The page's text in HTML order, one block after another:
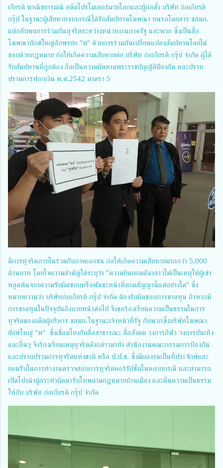
เกียรติ พาณิชยารมณ์ อดีตโปรโมเตอร์มวยโลกและผู้ก่อตั้ง บริษัท ก่อเกียรติ
กรุ๊ป ในฐานะผู้เสียหายจากกรณีได้รับสัมปทานโฆษณา บนรถโดยสาร ขสมก.
แต่กลับพบการร่วมกันทุจริตระหว่างหน่วยงานภาครัฐ และพวก ซึ่งเป็นสื่อ
โฆษณายักษ์ใหญ่อักษรย่อ "พ" ด้วยการร่วมกันเปลี่ยนแปลงสัมปทานโดยไม่
ชอบด้วยกฏหมาย ก่อให้เกิดความเสียหายต่อ บริษัท ก่อเกียรติ กรุ๊ป จำกัด ผู้ได้
รับสัมปทานที่ถูกต้อง ถือเป็นความผิดตามพระราชบัญญัติป้องกัน และปราบ
ปรามการฟอกเงิน พ.ศ.2542 มาตรา 5
มีการทุจริตภายในร่วมกับภาคเอกชน ก่อให้เกิดความเสียหายมากกว่า 5,000
ล้านบาท โดยใจความสำคัญได้ระบุว่า "ความยินยอมดังกล่าวไม่เป็นเหตุให้ผู้เช่า
หลุดพ้นจากความรับผิดชอบหรือพันธะหน้าที่ตามสัญญานี้แต่อย่างใด" ซึ่ง
หมายความว่า บริษัทก่อเกียรติ กรุ๊ป จำกัด ต้องรับผิดชอบการขาดทุน ถ้าหากมี
การขาดทุนในปัจจุบันถึงภายหน้าต่อไป จึงขอร้องเรียนความเป็นธรรมในการ
ทุจริตของอดีตผู้บริหาร ขสมก.ในฐานะเจ้าหน้าที่รัฐ กับพวกซึ่งบริษัทโฆษณา
ยักษ์ใหญ่ "พ" ซึ่งเชื่อมโยงกับสื่อสาธารณะ สื่อสังคม วงการกีฬา วงการบันเทิง
และอื่นๆ จึงร้องเรียนเหตุทุจริตดังกล่าวมายัง สำนักงานคณะกรรมการป้องกัน
และปราบปรามการทุจริตแห่งชาติ หรือ ป.ป.ช. ซึ่งมีผลงานเป็นที่ประจักษ์และ
ยอมรับในการทำงานตรวจสอบการทุจริตคอร์รัปชั่นในหลายกรณี และสามารถ
เปิดโปงนำผู้กระทำผิดมารับโทษตามกฏหมายบ้านเมือง และคืนความเป็นธรรม
ให้กับ บริษัท ก่อเกียรติ กรุ๊ป จำกัด